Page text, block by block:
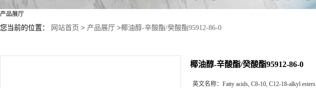
产品展厅
您当前的位置： 网站首页 > 产品展厅 >椰油醇-辛酸酯/癸酸酯95912-86-0
椰油醇-辛酸酯/癸酸酯95912-86-0
英文名称： Fatty acids, C8-10, C12-18-alkyl esters